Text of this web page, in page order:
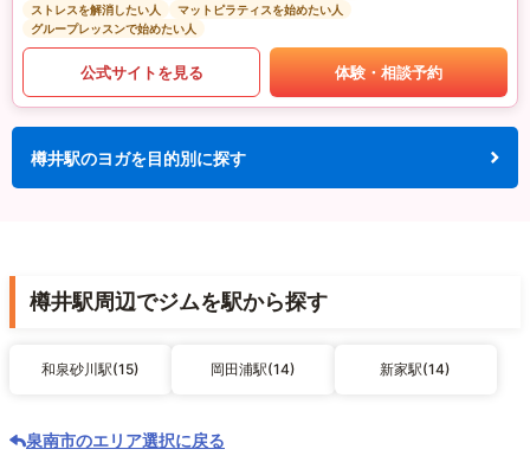
ストレスを解消したい人
マットピラティスを始めたい人
グループレッスンで始めたい人
公式サイトを見る 体験・相談予約
樽井駅のヨガを目的別に探す
樽井駅周辺でジムを駅から探す
和泉砂川駅(15) 岡田浦駅(14) 新家駅(14)
泉南市のエリア選択に戻る